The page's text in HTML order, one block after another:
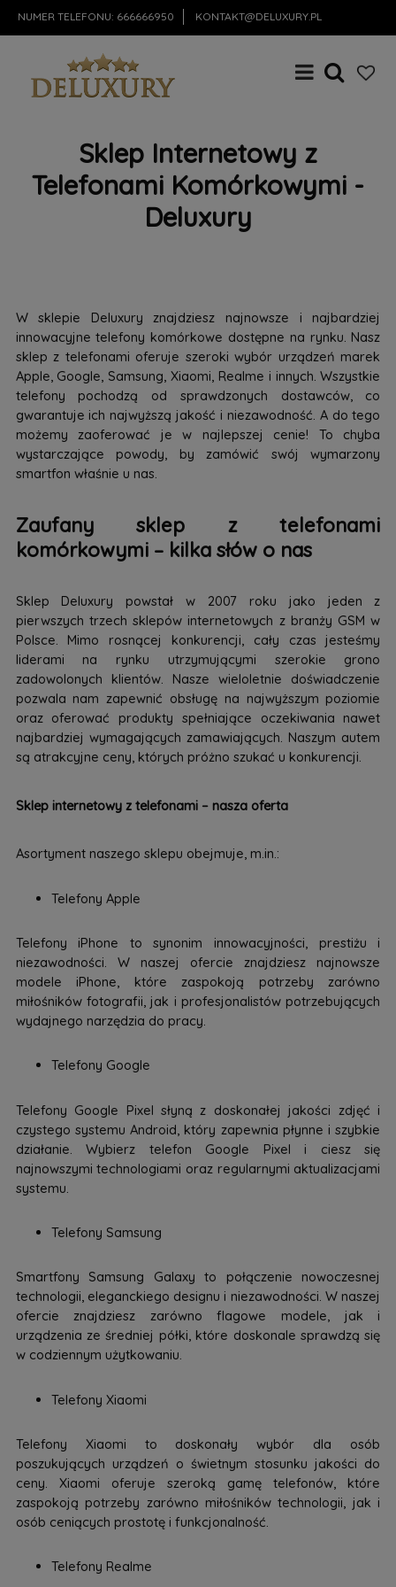
NUMER TELEFONU: 666666950 KONTAKT@DELUXURY.PL
Sklep Internetowy z
Telefonami Komórkowymi -
Deluxury
W sklepie Deluxury znajdziesz najnowsze i najbardziej
innowacyjne telefony komórkowe dostępne na rynku. Nasz
sklep z telefonami oferuje szeroki wybór urządzeń marek
Apple, Google, Samsung, Xiaomi, Realme i innych. Wszystkie
telefony pochodzą od sprawdzonych dostawców, co
gwarantuje ich najwyższą jakość i niezawodność. A do tego
możemy zaoferować je w najlepszej cenie! To chyba
wystarczające powody, by zamówić swój wymarzony
smartfon właśnie u nas.
Zaufany sklep z telefonami
komórkowymi – kilka słów o nas
Sklep Deluxury powstał w 2007 roku jako jeden z
pierwszych trzech sklepów internetowych z branży GSM w
Polsce. Mimo rosnącej konkurencji, cały czas jesteśmy
liderami na rynku utrzymującymi szerokie grono
zadowolonych klientów. Nasze wieloletnie doświadczenie
pozwala nam zapewnić obsługę na najwyższym poziomie
oraz oferować produkty spełniające oczekiwania nawet
najbardziej wymagających zamawiających. Naszym autem
są atrakcyjne ceny, których próżno szukać u konkurencji.
Sklep internetowy z telefonami – nasza oferta
Asortyment naszego sklepu obejmuje, m.in.:
Telefony Apple
Telefony iPhone to synonim innowacyjności, prestiżu i
niezawodności. W naszej ofercie znajdziesz najnowsze
modele iPhone, które zaspokoją potrzeby zarówno
miłośników fotografii, jak i profesjonalistów potrzebujących
wydajnego narzędzia do pracy.
Telefony Google
Telefony Google Pixel słyną z doskonałej jakości zdjęć i
czystego systemu Android, który zapewnia płynne i szybkie
działanie. Wybierz telefon Google Pixel i ciesz się
najnowszymi technologiami oraz regularnymi aktualizacjami
systemu.
Telefony Samsung
Smartfony Samsung Galaxy to połączenie nowoczesnej
technologii, eleganckiego designu i niezawodności. W naszej
ofercie znajdziesz zarówno flagowe modele, jak i
urządzenia ze średniej półki, które doskonale sprawdzą się
w codziennym użytkowaniu.
Telefony Xiaomi
Telefony Xiaomi to doskonały wybór dla osób
poszukujących urządzeń o świetnym stosunku jakości do
ceny. Xiaomi oferuje szeroką gamę telefonów, które
zaspokoją potrzeby zarówno miłośników technologii, jak i
osób ceniących prostotę i funkcjonalność.
Telefony Realme